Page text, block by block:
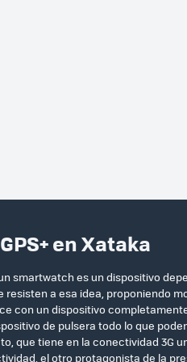
en Xataka
smartwatch es un dispositivo
a esa idea, proponiendo
con un dispositivo
de pulsera todo lo que
que tiene en la conectividad 3G
el otro protagonista de la